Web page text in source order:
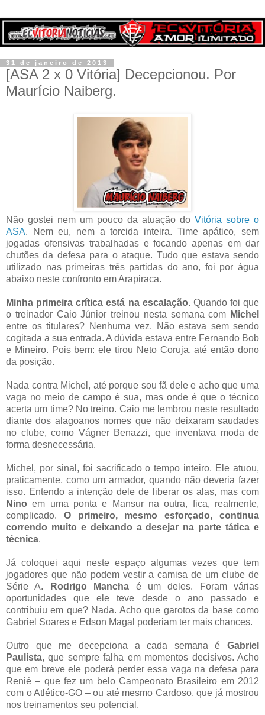
31 de janeiro de 2013
[ASA 2 x 0 Vitória] Decepcionou. Por
Maurício Naiberg.
Não gostei nem um pouco da atuação do Vitória sobre o
ASA. Nem eu, nem a torcida inteira. Time apático, sem
jogadas ofensivas trabalhadas e focando apenas em dar
chutões da defesa para o ataque. Tudo que estava sendo
utilizado nas primeiras três partidas do ano, foi por água
abaixo neste confronto em Arapiraca.
Minha primeira crítica está na escalação. Quando foi que
o treinador Caio Júnior treinou nesta semana com Michel
entre os titulares? Nenhuma vez. Não estava sem sendo
cogitada a sua entrada. A dúvida estava entre Fernando Bob
e Mineiro. Pois bem: ele tirou Neto Coruja, até então dono
da posição.
Nada contra Michel, até porque sou fã dele e acho que uma
vaga no meio de campo é sua, mas onde é que o técnico
acerta um time? No treino. Caio me lembrou neste resultado
diante dos alagoanos nomes que não deixaram saudades
no clube, como Vágner Benazzi, que inventava moda de
forma desnecessária.
Michel, por sinal, foi sacrificado o tempo inteiro. Ele atuou,
praticamente, como um armador, quando não deveria fazer
isso. Entendo a intenção dele de liberar os alas, mas com
Nino em uma ponta e Mansur na outra, fica, realmente,
complicado. O primeiro, mesmo esforçado, continua
correndo muito e deixando a desejar na parte tática e
técnica.
Já coloquei aqui neste espaço algumas vezes que tem
jogadores que não podem vestir a camisa de um clube de
Série A.
Rodrigo Mancha é um deles. Foram várias
oportunidades que ele teve desde o ano passado e
contribuiu em que? Nada. Acho que garotos da base como
Gabriel Soares e Edson Magal poderiam ter mais chances.
Outro que me decepciona a cada semana é Gabriel
Paulista, que sempre falha em momentos decisivos. Acho
que em breve ele poderá perder essa vaga na defesa para
Renié – que fez um belo Campeonato Brasileiro em 2012
com o Atlético-GO – ou até mesmo Cardoso, que já mostrou
nos treinamentos seu potencial.